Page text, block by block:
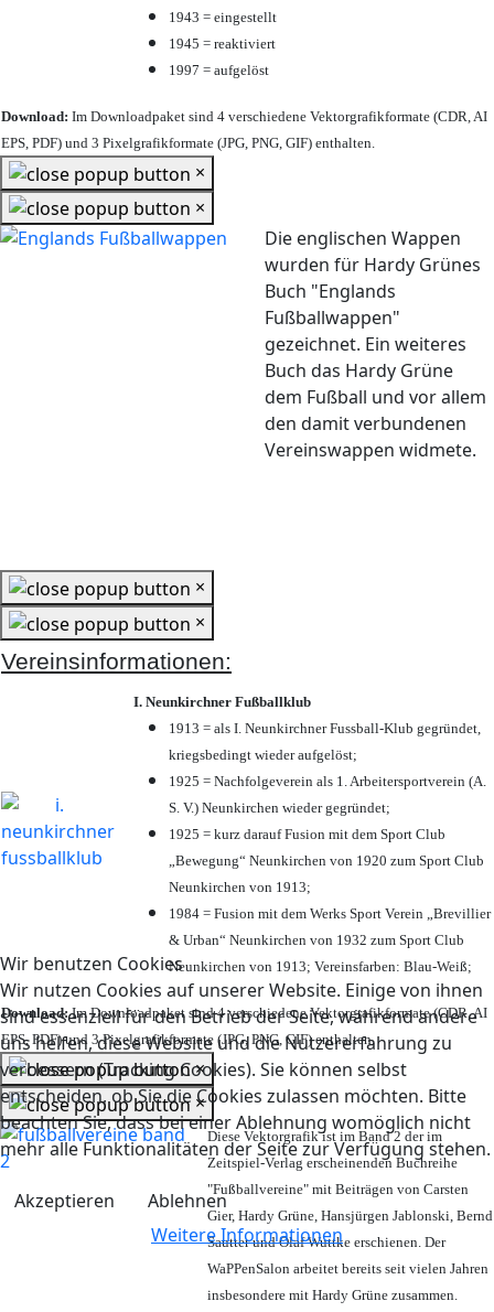
Wir benutzen Cookies
Wir nutzen Cookies auf unserer Website. Einige von ihnen
sind essenziell für den Betrieb der Seite, während andere
uns helfen, diese Website und die Nutzererfahrung zu
verbessern (Tracking Cookies). Sie können selbst
entscheiden, ob Sie die Cookies zulassen möchten. Bitte
beachten Sie, dass bei einer Ablehnung womöglich nicht
mehr alle Funktionalitäten der Seite zur Verfügung stehen.
Akzeptieren
Ablehnen
Weitere Informationen
1943 = eingestellt
1945 = reaktiviert
1997 = aufgelöst
Download: Im Downloadpaket sind 4 verschiedene Vektorgrafikformate (CDR, AI
EPS, PDF) und 3 Pixelgrafikformate (JPG, PNG, GIF) enthalten.
×
×
Die englischen Wappen
wurden für Hardy Grünes
Buch "Englands
Fußballwappen"
gezeichnet. Ein weiteres
Buch das Hardy Grüne
dem Fußball und vor allem
den damit verbundenen
Vereinswappen widmete.
×
×
Vereinsinformationen:
I. Neunkirchner Fußballklub
1913 = als I. Neunkirchner Fussball-Klub gegründet,
kriegsbedingt wieder aufgelöst;
1925 = Nachfolgeverein als 1. Arbeitersportverein (A.
S. V.) Neunkirchen wieder gegründet;
1925 = kurz darauf Fusion mit dem Sport Club
„Bewegung“ Neunkirchen von 1920 zum Sport Club
Neunkirchen von 1913;
1984 = Fusion mit dem Werks Sport Verein „Brevillier
& Urban“ Neunkirchen von 1932 zum Sport Club
Neunkirchen von 1913; Vereinsfarben: Blau-Weiß;
Download:Im Downloadpaket sind 4 verschiedene Vektorgrafikformate (CDR, AI
EPS, PDF) und 3 Pixelgrafikformate (JPG, PNG, GIF) enthalten.
×
×
Diese Vektorgrafik ist im Band 2 der im
Zeitspiel-Verlag erscheinenden Buchreihe
"Fußballvereine" mit Beiträgen von Carsten
Gier, Hardy Grüne, Hansjürgen Jablonski, Bernd
Sautter und Olaf Wuttke erschienen. Der
WaPPenSalon arbeitet bereits seit vielen Jahren
insbesondere mit Hardy Grüne zusammen.